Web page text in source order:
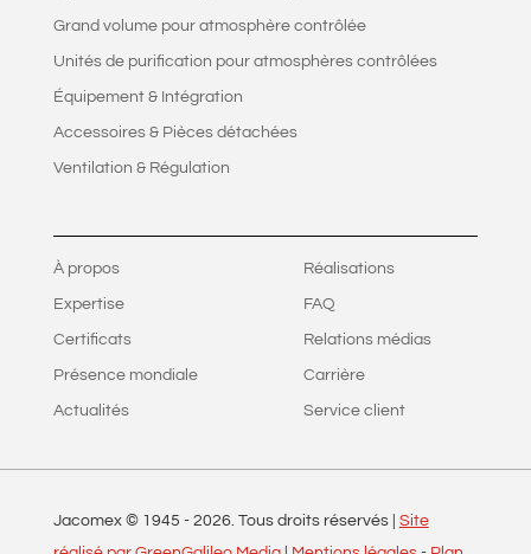
Grand volume pour atmosphère contrôlée
Unités de purification pour atmosphères contrôlées
Équipement & Intégration
Accessoires & Pièces détachées
Ventilation & Régulation
À propos
Expertise
Certificats
Présence mondiale
Actualités
Réalisations
FAQ
Relations médias
Carrière
Service client
Jacomex © 1945 - 2026. Tous droits réservés | Site